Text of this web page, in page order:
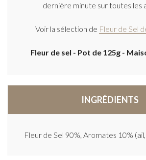
dernière minute sur toutes les
Voir la sélection de Fleur de Sel
Fleur de sel - Pot de 125g -
INGRÉDIENTS
Fleur de Sel 90%, Aromates 10%